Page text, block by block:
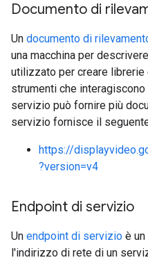
Documento di
Un documento di
una macchina per
utilizzato per creare librerie
strumenti che
servizio può fornire più
servizio fornisce il
https://
?version=v4
Endpoint di servizio
Un endpoint di servizio è
l'indirizzo di rete di un